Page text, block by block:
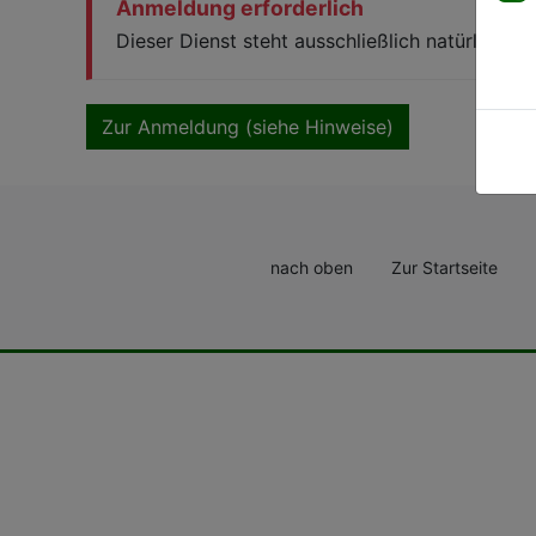
Anmeldung erforderlich
Dieser Dienst steht ausschließlich
Zur Anmeldung (siehe Hinweise)
nach oben Zur Startseite